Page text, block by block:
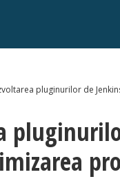
pluginurilor de